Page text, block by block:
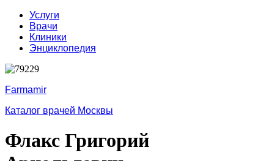
Услуги
Врачи
Клиники
Энциклопедия
Farmamir
Каталог врачей Москвы
Флакс Григорий